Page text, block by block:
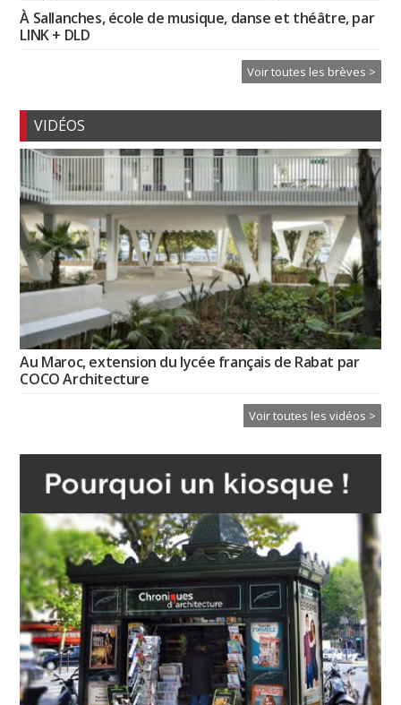
À Sallanches, école de musique, danse et théâtre, par
LINK + DLD
Voir toutes les brèves >
VIDÉOS
Au Maroc, extension du lycée français de Rabat par
COCO Architecture
Voir toutes les vidéos >